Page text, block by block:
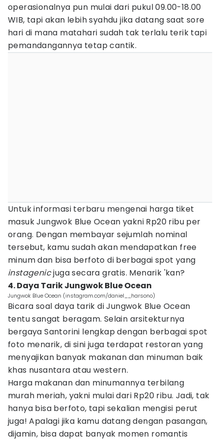
operasionalnya pun mulai dari pukul 09.00-18.00
WIB, tapi akan lebih syahdu jika datang saat sore
hari di mana matahari sudah tak terlalu terik tapi
pemandangannya tetap cantik.
Untuk informasi terbaru mengenai harga tiket
masuk Jungwok Blue Ocean yakni Rp20 ribu per
orang. Dengan membayar sejumlah nominal
tersebut, kamu sudah akan mendapatkan free
minum dan bisa berfoto di berbagai spot yang
instagenicjuga secara gratis. Menarik 'kan?
4. Daya Tarik Jungwok Blue Ocean
Jungwok Blue Ocean (instagram.com/daniel__harsono)
Bicara soal daya tarik di Jungwok Blue Ocean
tentu sangat beragam. Selain arsitekturnya
bergaya Santorini lengkap dengan berbagai spot
foto menarik, di sini juga terdapat restoran yang
menyajikan banyak makanan dan minuman baik
khas nusantara atau western.
Harga makanan dan minumannya terbilang
murah meriah, yakni mulai dari Rp20 ribu. Jadi, tak
hanya bisa berfoto, tapi sekalian mengisi perut
juga! Apalagi jika kamu datang dengan pasangan,
dijamin, bisa dapat banyak momen romantis